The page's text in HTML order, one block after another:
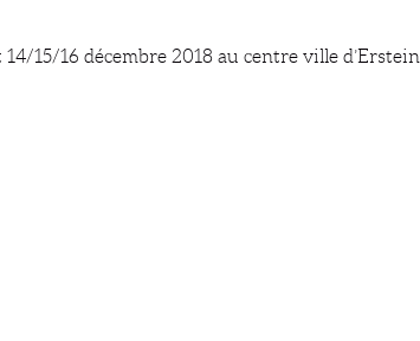
15/16 décembre 2018 au centre ville d’Erstein